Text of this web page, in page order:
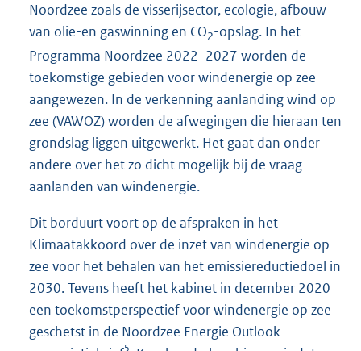
Noordzee zoals de visserijsector, ecologie, afbouw
van olie-en gaswinning en CO2-opslag. In het
Programma Noordzee 2022–2027 worden de
toekomstige gebieden voor windenergie op zee
aangewezen. In de verkenning aanlanding wind op
zee (VAWOZ) worden de afwegingen die hieraan ten
grondslag liggen uitgewerkt. Het gaat dan onder
andere over het zo dicht mogelijk bij de vraag
aanlanden van windenergie.
Dit borduurt voort op de afspraken in het
Klimaatakkoord over de inzet van windenergie op
zee voor het behalen van het emissiereductiedoel in
2030. Tevens heeft het kabinet in december 2020
een toekomstperspectief voor windenergie op zee
geschetst in de Noordzee Energie Outlook
5